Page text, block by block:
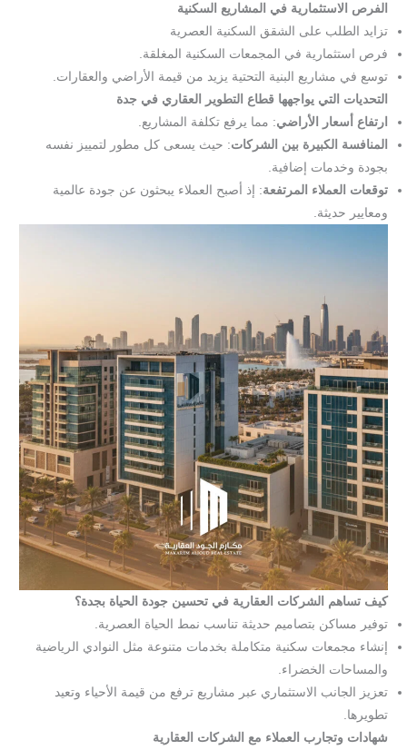
الفرص الاستثمارية في المشاريع السكنية
تزايد الطلب على الشقق السكنية العصرية
فرص استثمارية في المجمعات السكنية المغلقة.
توسع في مشاريع البنية التحتية يزيد من قيمة الأراضي والعقارات.
التحديات التي يواجهها قطاع التطوير العقاري في جدة
ارتفاع أسعار الأراضي: مما يرفع تكلفة المشاريع.
المنافسة الكبيرة بين الشركات: حيث يسعى كل مطور لتمييز نفسه
بجودة وخدمات إضافية.
توقعات العملاء المرتفعة: إذ أصبح العملاء يبحثون عن جودة عالمية
ومعايير حديثة.
كيف تساهم الشركات العقارية في تحسين جودة الحياة بجدة؟
توفير مساكن بتصاميم حديثة تناسب نمط الحياة العصرية.
إنشاء مجمعات سكنية متكاملة بخدمات متنوعة مثل النوادي الرياضية
والمساحات الخضراء.
تعزيز الجانب الاستثماري عبر مشاريع ترفع من قيمة الأحياء وتعيد
تطويرها.
شهادات وتجارب العملاء مع الشركات العقارية